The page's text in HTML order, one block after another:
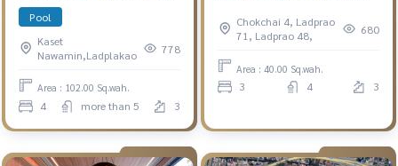
นทร์ โครงการ SMYTH’S Kaset-
Nawamin มีสระว่ายน้ำส่วนตัว
Pool
Kaset
Nawamin,Ladplakao
778
Area : 102.00 Sq.wah.
4 more than 5 3
Chokchai 4, Ladprao
71, Ladprao 48,
680
Area : 40.00 Sq.wah.
3 4 3